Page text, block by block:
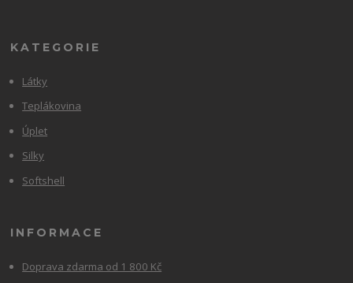
KATEGORIE
Látky
Teplákovina
Úplet
Silky
Softshell
INFORMACE
Doprava zdarma od 1 800 Kč